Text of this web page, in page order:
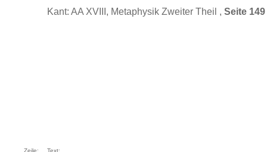
Kant: AA XVIII, Metaphysik Zweiter Theil , Seite 149
Zeile: Text: